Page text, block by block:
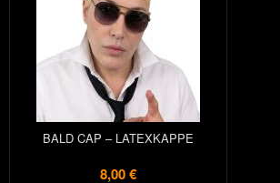
BALD CAP – LATEXKAPPE
8,00 €